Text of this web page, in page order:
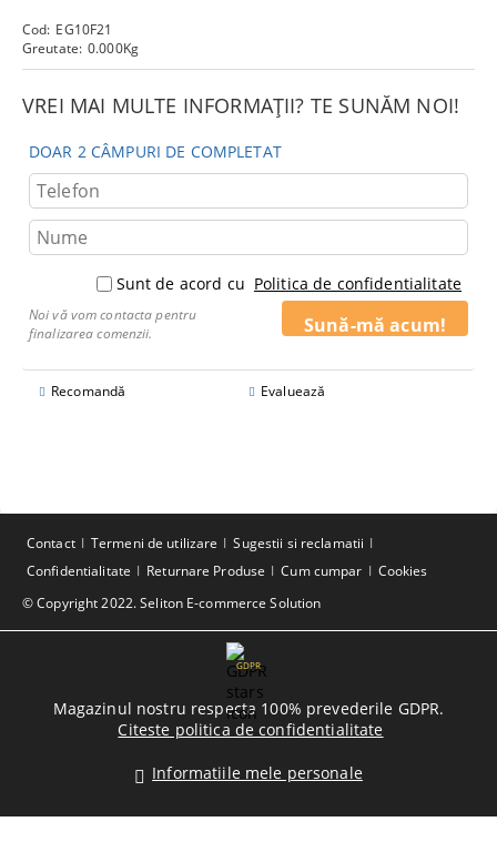
Cod: EG10F21
Greutate: 0.000Kg
VREI MAI MULTE INFORMAȚII? TE SUNĂM NOI!
DOAR 2 CÂMPURI DE COMPLETAT
Sunt de acord cu Politica de confidentialitate
Noi vă vom contacta pentru
finalizarea comenzii.
Recomandă Evaluează
© Copyright 2022. Seliton E-commerce Solution
Contact Termeni de utilizare
Sugestii si reclamatii
Confidentialitate
Returnare Produse Cum cumpar Cookies
GDPR
Magazinul nostru respecta 100% prevederile GDPR.
Citeste politica de confidentialitate
Informatiile mele personale